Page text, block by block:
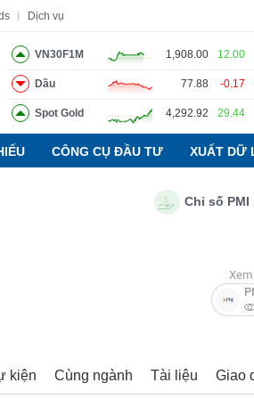
Dịch vụ
VN30F1M 1,908.00 12.00
Dầu 77.88 -0.17
Spot Gold 4,292.92 29.44
CÔNG CỤ ĐẦU TƯ XUẤT DỮ
Chỉ số PMI
kiện Cùng ngành Tài liệu Giao
tích Thuật ngữ